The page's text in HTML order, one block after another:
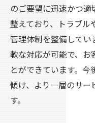
のご要望に迅速かつ
整えており、トラブル
管理体制を整備してい
軟な対応が可能で、お
とができています。
傾け、より一層のサー
す。